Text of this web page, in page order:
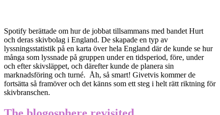
Spotify berättade om hur de jobbat tillsammans med bandet Hurt
och deras skivbolag i England. De skapade en typ av
lyssningsstatistik på en karta över hela England där de kunde se hur
många som lyssnade på gruppen under en tidsperiod, före, under
och efter skivsläppet, och därefter kunde de planera sin
marknadsföring och turné. Åh, så smart! Givetvis kommer de
fortsätta så framöver och det känns som ett steg i helt rätt riktning för
skivbranschen.